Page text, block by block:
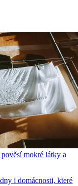
mokré látky a
i domácnosti, které